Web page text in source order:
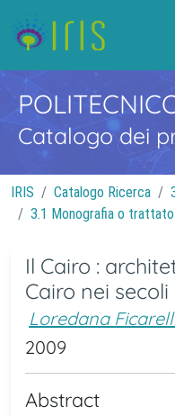
Catalogo dei
IRIS Catalogo Ricerca
3.1 Monografia o
Il Cairo :
Cairo nei secoli
Loredana
2009
Abstract